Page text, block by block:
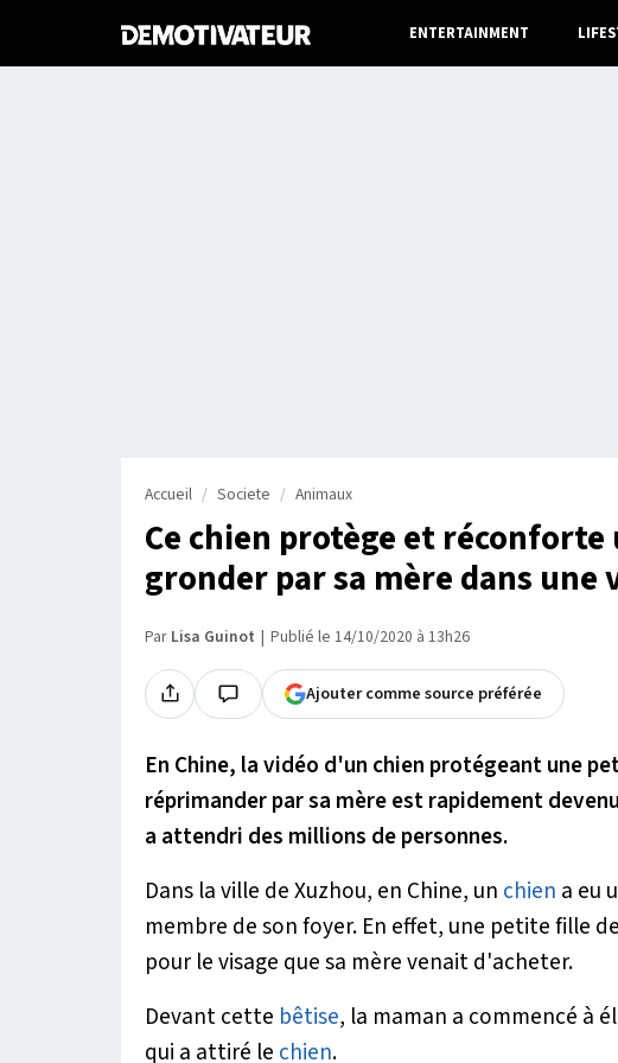
ENTERTAINMENT
Accueil Societe Animaux
Ce chien protège et
gronder par sa mère dans une
Par Lisa Guinot Publié le 14/10/2020 à 13h26
Ajouter comme source préférée
En Chine, la vidéo d'un chien protégeant une
réprimander par sa mère est rapidement
a attendri des millions de personnes.
Dans la ville de Xuzhou, en Chine, un chien a eu
membre de son foyer. En effet, une petite fille
pour le visage que sa mère venait d'acheter.
Devant cette bêtise, la maman a commencé à
qui a attiré le chien.